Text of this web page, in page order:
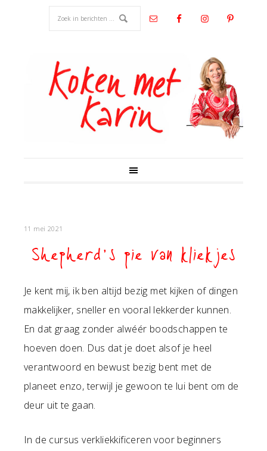
11 mei 2021
Shepherd’s pie van kliekjes
Je kent mij, ik ben altijd bezig met kijken of dingen
makkelijker, sneller en vooral lekkerder kunnen.
En dat graag zonder alwéér boodschappen te
hoeven doen. Dus dat je doet alsof je heel
verantwoord en bewust bezig bent met de
planeet enzo, terwijl je gewoon te lui bent om de
deur uit te gaan.
In de cursus verkliekkificeren voor beginners